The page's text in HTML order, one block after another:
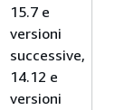
15.7 e
versioni
successive,
14.12 e
versioni